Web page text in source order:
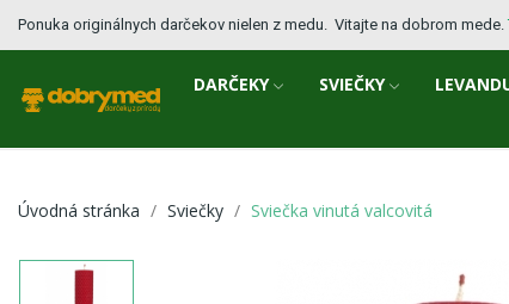
Ponuka originálnych darčekov nielen z medu. Vitajte na dobrom mede.
DARČEKY SVIEČKY
Úvodná stránka Sviečky Sviečka vinutá valcovitá